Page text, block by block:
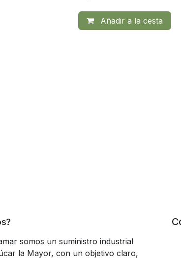
Añadir a la cesta
somos un suministro industrial
la Mayor, con un objetivo claro,